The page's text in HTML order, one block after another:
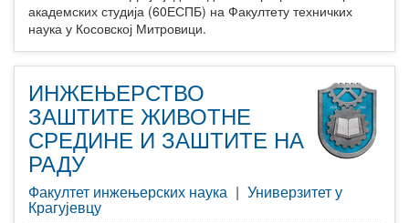
академских студија (60ЕСПБ) на Факултету техничких
наука у Косовској Митровици.
ИНЖЕЊЕРСТВО
ЗАШТИТЕ ЖИВОТНЕ
СРЕДИНЕ И ЗАШТИТЕ НА
РАДУ
Факултет инжењерских наука | Универзитет у
Крагујевцу